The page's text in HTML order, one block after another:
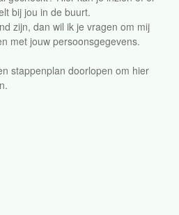
bij jou in de buurt.
zijn, dan wil ik je vragen om mij
met jouw persoonsgegevens.
stappenplan doorlopen om hier